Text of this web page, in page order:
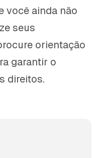
você ainda não
seus
orientação
garantir o
direitos.